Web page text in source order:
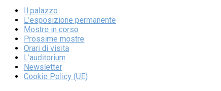
Il palazzo
L’esposizione permanente
Mostre in corso
Prossime mostre
Orari di visita
L’auditorium
Newsletter
Cookie Policy (UE)